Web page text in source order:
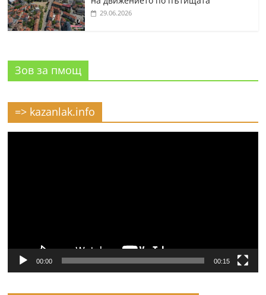
29.06.2026
Зов за пмощ
=> kazanlak.info
00:00 00:15